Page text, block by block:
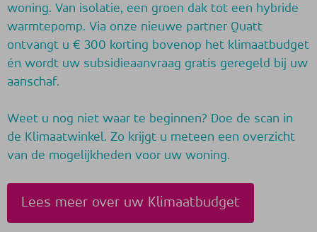
woning. Van isolatie, een groen dak tot een hybride
warmtepomp. Via onze nieuwe partner Quatt
ontvangt u € 300 korting bovenop het klimaatbudget
én wordt uw subsidieaanvraag gratis geregeld bij uw
aanschaf.
Weet u nog niet waar te beginnen? Doe de scan in
de Klimaatwinkel. Zo krijgt u meteen een overzicht
van de mogelijkheden voor uw woning.
Lees meer over uw Klimaatbudget